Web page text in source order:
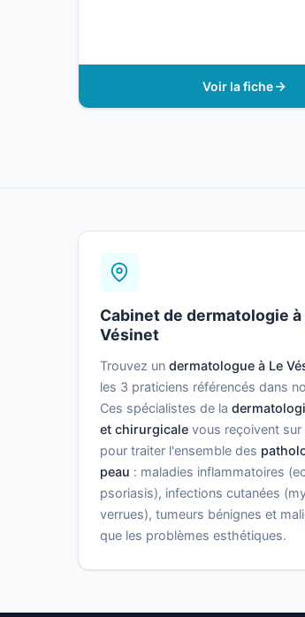
Voir la fiche
Cabinet de dermatologie à
Vésinet
Trouvez un dermatologue à Le
les 3 praticiens référencés dans
Ces spécialistes de la
et chirurgicale vous reçoivent
pour traiter l'ensemble des
peau : maladies inflammatoires
psoriasis), infections cutanées
verrues), tumeurs bénignes et
que les problèmes esthétiques.